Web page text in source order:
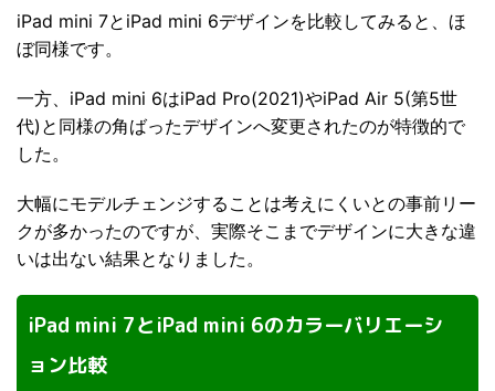
iPad mini 7とiPad mini 6デザインを比較してみると、ほ
ぼ同様です。
一方、iPad mini 6はiPad Pro(2021)やiPad Air 5(第5世
代)と同様の角ばったデザインへ変更されたのが特徴的で
した。
大幅にモデルチェンジすることは考えにくいとの事前リー
クが多かったのですが、実際そこまでデザインに大きな違
いは出ない結果となりました。
iPad mini 7とiPad mini 6のカラーバリエーシ
ョン比較